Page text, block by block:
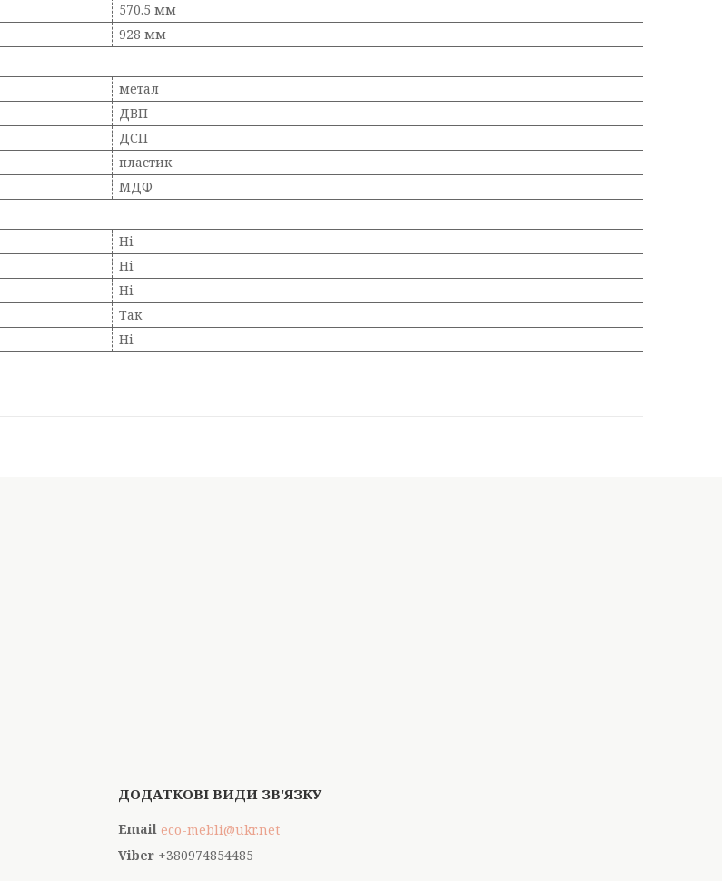
570.5 мм
928 мм
метал
ДВП
ДСП
пластик
МДФ
Ні
Ні
Ні
Так
Ні
eco-mebli@ukr.net
+380974854485